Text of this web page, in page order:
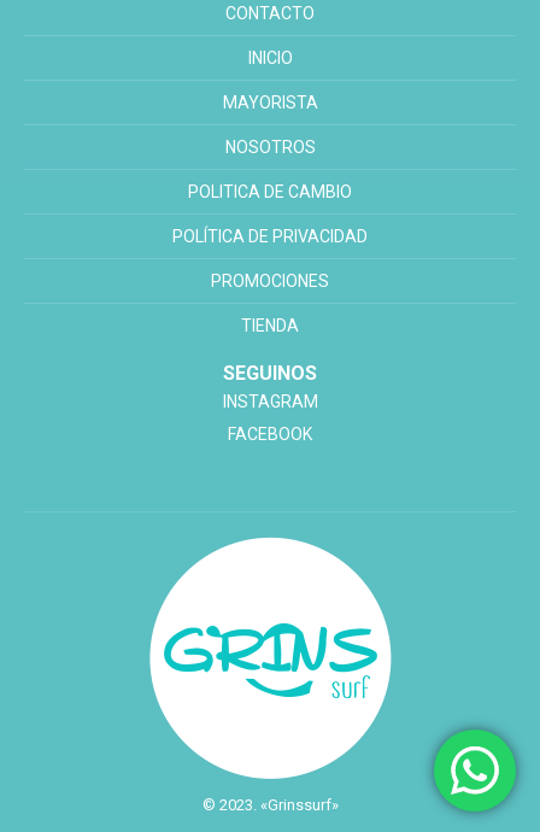
CONTACTO
INICIO
MAYORISTA
NOSOTROS
POLITICA DE CAMBIO
POLÍTICA DE PRIVACIDAD
PROMOCIONES
TIENDA
SEGUINOS
INSTAGRAM
FACEBOOK
© 2023. «Grinssurf»